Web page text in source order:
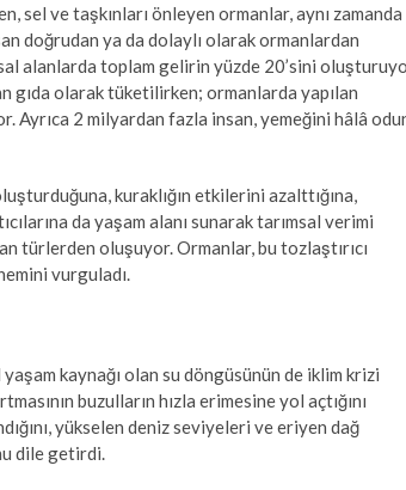
sel ve taşkınları önleyen ormanlar, aynı zamanda
doğrudan ya da dolaylı olarak ormanlardan
alanlarda toplam gelirin yüzde 20’sini
gıda olarak tüketilirken; ormanlarda yapılan
Ayrıca 2 milyardan fazla insan, yemeğini hâlâ
kuraklığın etkilerini azalttığına,
da yaşam alanı sunarak tarımsal verimi
türlerden oluşuyor. Ormanlar, bu tozlaştırıcı
vurguladı.
kaynağı olan su döngüsünün de iklim krizi
buzulların hızla erimesine yol açtığını
yükselen deniz seviyeleri ve eriyen dağ
dile getirdi.